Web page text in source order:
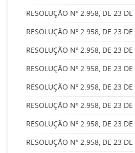
RESOLUÇÃO Nº 2.958, DE 23
RESOLUÇÃO Nº 2.958, DE 23
RESOLUÇÃO Nº 2.958, DE 23
RESOLUÇÃO Nº 2.958, DE 23
RESOLUÇÃO Nº 2.958, DE 23
RESOLUÇÃO Nº 2.958, DE 23
RESOLUÇÃO Nº 2.958, DE 23
RESOLUÇÃO Nº 2.958, DE 23